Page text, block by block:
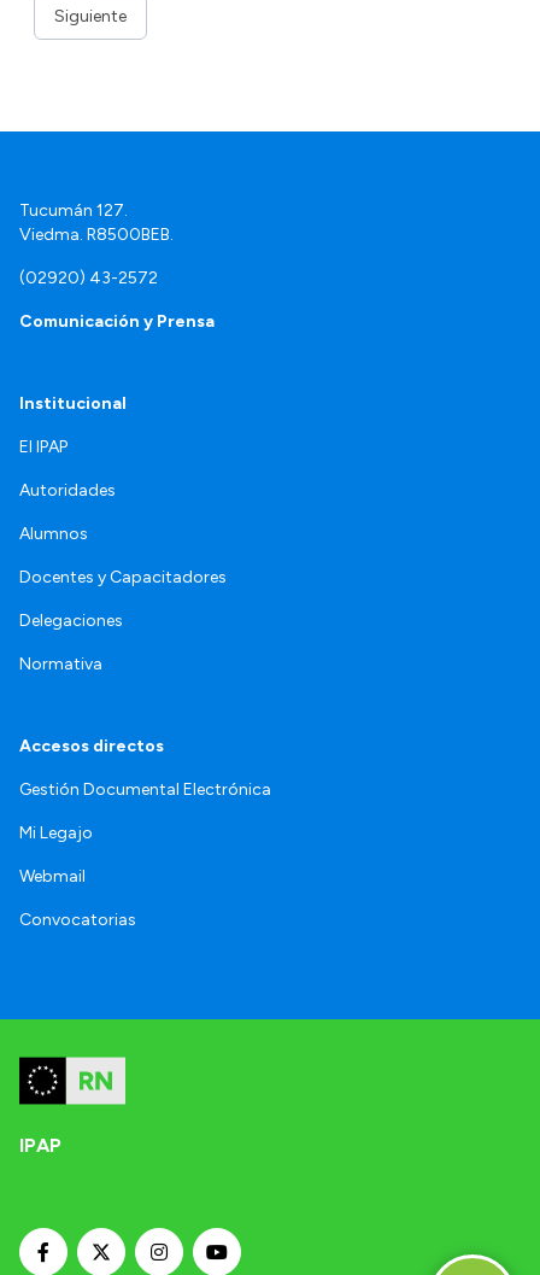
Siguiente
Tucumán 127.
Viedma. R8500BEB.
(02920) 43-2572
Comunicación y Prensa
Institucional
El IPAP
Autoridades
Alumnos
Docentes y Capacitadores
Delegaciones
Normativa
Accesos directos
Gestión Documental Electrónica
Mi Legajo
Webmail
Convocatorias
IPAP